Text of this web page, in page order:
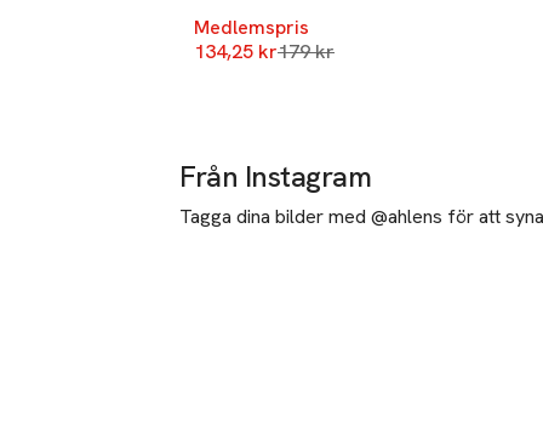
Medlemspris
134,25 krLägsta pris 30 dagar
179 kr
Från Instagram
Tagga dina bilder med @ahlens för att